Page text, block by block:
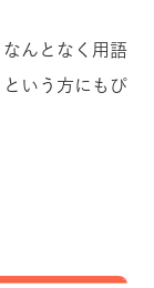
んとなく用語
いう方にもぴ